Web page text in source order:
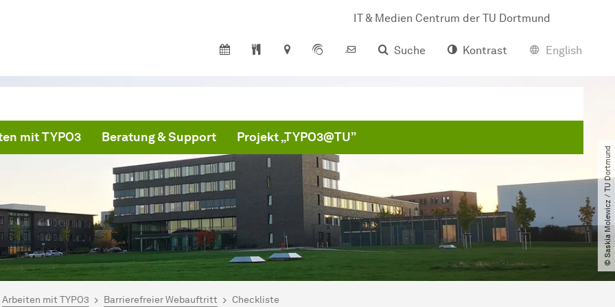
IT & Medien Centrum der TU Dortmund
Suche
Kontrast English
mit TYPO3
Beratung & Support Projekt „TYPO3@TU”
© Saskia Molewicz ​/​ TU Dortmund
hier:
und Dokumentation
Arbeiten mit TYPO3 Barrierefreier Webauftritt Checkliste